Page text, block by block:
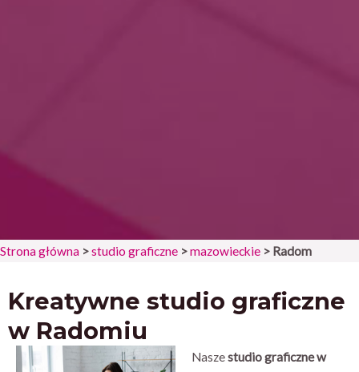
Strona główna >studio graficzne >mazowieckie > Radom
Kreatywne studio graficzne
w Radomiu
Naszestudio graficzne w